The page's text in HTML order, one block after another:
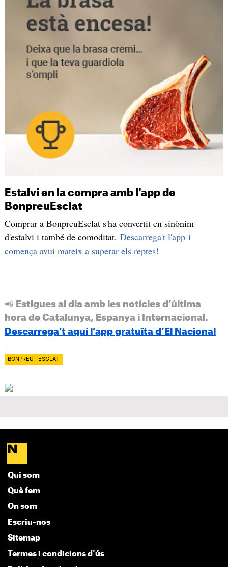
Estalvi en la compra amb l'app de
BonpreuEsclat
Comprar a BonpreuEsclat s'ha convertit en sinònim
d'estalvi i també de comoditat. Descarrega't l'app i
comença avui mateix a superar els reptes!
📲 Estigues al dia amb les notícies d’última
hora de Catalunya, Espanya i Internacional.
Descarrega’t aquí l’app gratuïta d’El Nacional
BONPREU I ESCLAT
Qui som
Què fem
On som
Escriu-nos
Sitemap
Termes i condicions d'ús